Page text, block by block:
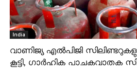
India
വാണിജ്യ എൽപിജി
കൂട്ടി, ഗാർഹിക പാചകവാതക